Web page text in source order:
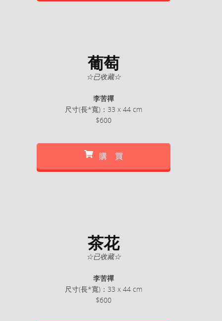
葡萄
☆已收藏☆
李苦禪
尺寸(長*寬)：33 x 44 cm
$600
購 買
茶花
☆已收藏☆
李苦禪
尺寸(長*寬)：33 x 44 cm
$600